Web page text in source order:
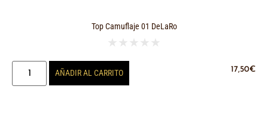
Top Camuflaje 01 DeLaRo
★ ★ ★ ★ ★
17,50€
AÑADIR AL CARRITO